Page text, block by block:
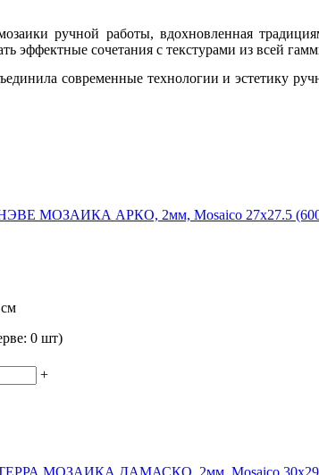
ручной работы, вдохновленная
эффектные сочетания с текстурами из всей
современные технологии и эстетику
МОЗАИКА АРКО, 2мм, Mosaico 27x27.5
0 шт)
+
МОЗАИКА ДАМАСКО, 2мм, Mosaico